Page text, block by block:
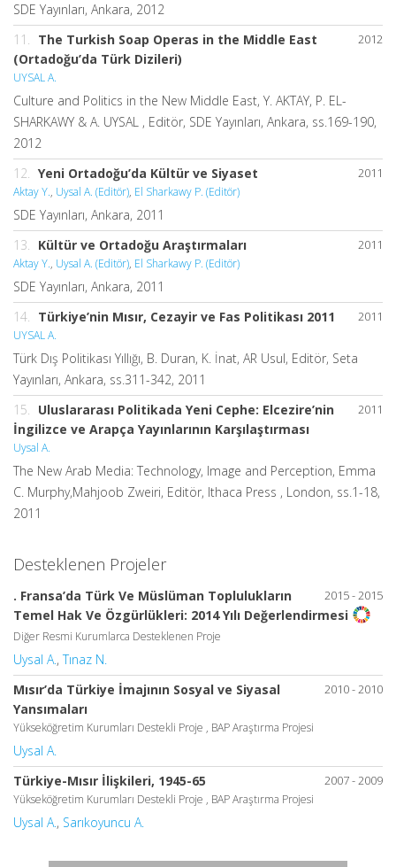
SDE Yayınları, Ankara, 2012
2012
11. The Turkish Soap Operas in the Middle East
(Ortadoğu’da Türk Dizileri)
UYSAL A.
Culture and Politics in the New Middle East, Y. AKTAY, P. EL-
SHARKAWY & A. UYSAL , Editör, SDE Yayınları, Ankara, ss.169-190,
2012
2011
12. Yeni Ortadoğu’da Kültür ve Siyaset
Aktay Y., Uysal A. (Editör), El Sharkawy P. (Editör)
SDE Yayınları, Ankara, 2011
2011
13. Kültür ve Ortadoğu Araştırmaları
Aktay Y., Uysal A. (Editör), El Sharkawy P. (Editör)
SDE Yayınları, Ankara, 2011
2011
14. Türkiye’nin Mısır, Cezayir ve Fas Politikası 2011
UYSAL A.
Türk Dış Politikası Yıllığı, B. Duran, K. İnat, AR Usul, Editör, Seta
Yayınları, Ankara, ss.311-342, 2011
2011
15. Uluslararası Politikada Yeni Cephe: Elcezire’nin
İngilizce ve Arapça Yayınlarının Karşılaştırması
Uysal A.
The New Arab Media: Technology, Image and Perception, Emma
C. Murphy,Mahjoob Zweiri, Editör, Ithaca Press , London, ss.1-18,
2011
Desteklenen Projeler
2015 - 2015
. Fransa’da Türk Ve Müslüman Toplulukların
Temel Hak Ve Özgürlükleri: 2014 Yılı Değerlendirmesi
Diğer Resmi Kurumlarca Desteklenen Proje
Uysal A.,Tınaz N.
2010 - 2010
Mısır’da Türkiye İmajının Sosyal ve Siyasal
Yansımaları
Yükseköğretim Kurumları Destekli Proje , BAP Araştırma Projesi
Uysal A.
2007 - 2009
Türkiye-Mısır İlişkileri, 1945-65
Yükseköğretim Kurumları Destekli Proje , BAP Araştırma Projesi
Uysal A., Sarıkoyuncu A.